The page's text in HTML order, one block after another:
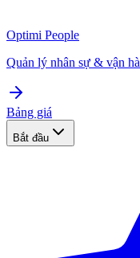
Optimi People
Quản lý nhân sự & vận
Bảng giá
Bắt đầu